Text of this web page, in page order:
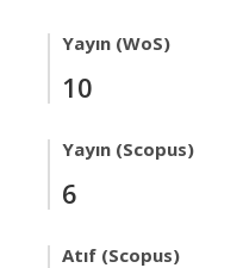
Yayın (WoS)
10
Yayın (Scopus)
6
Atıf (Scopus)